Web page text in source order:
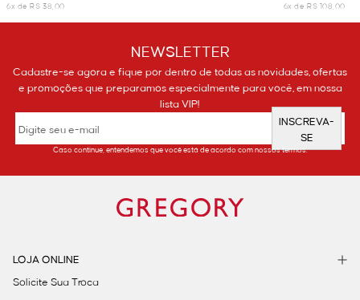
6x de R$ 38,00
6x de R$ 108,00
NEWSLETTER
Cadastre-se agora e fique por dentro de todas as novidades, ofertas
e promoções que preparamos especialmente para você, em nossa
lista VIP!
INSCREVA-
SE
Caso continue, entendemos que você está de acordo com nossos termos.
LOJA ONLINE
Solicite Sua Troca